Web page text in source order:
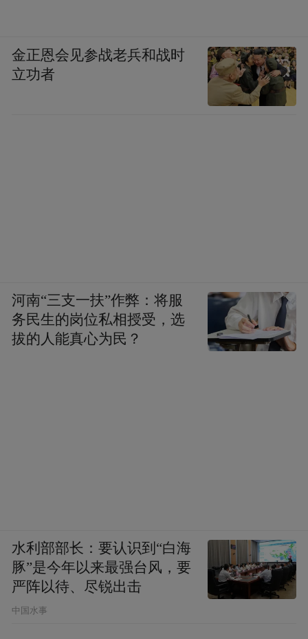
金正恩会见参战老兵和战时
立功者
河南“三支一扶”作弊：将服
务民生的岗位私相授受，选
拔的人能真心为民？
水利部部长：要认识到“白海
豚”是今年以来最强台风，要
严阵以待、尽锐出击
中国水事